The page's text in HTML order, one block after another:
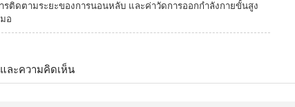
ดตามระยะของการนอนหลับ และค่าวัดการออกกำลังกายขั้นสูง
อ
ละความคิดเห็น